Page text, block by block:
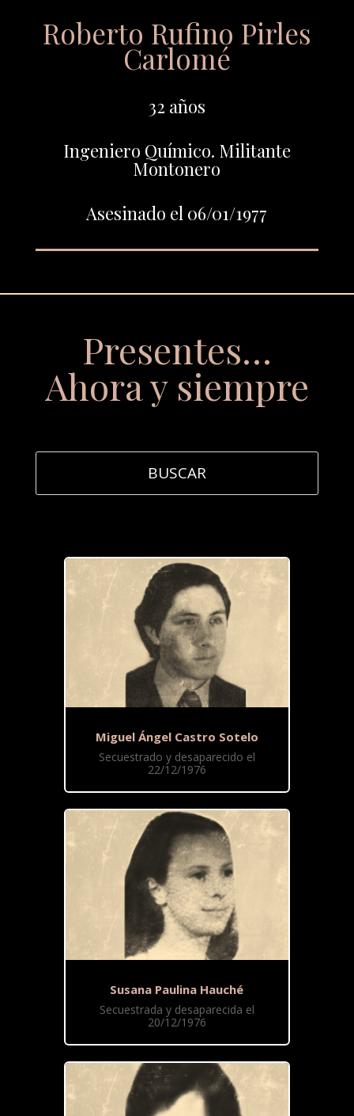
Roberto Rufino Pirles
Carlomé
32 años
Ingeniero Químico. Militante
Montonero
Asesinado el 06/01/1977
Presentes…
Ahora y siempre
Miguel Ángel Castro Sotelo
Secuestrado y desaparecido el
22/12/1976
Susana Paulina Hauché
Secuestrada y desaparecida el
20/12/1976